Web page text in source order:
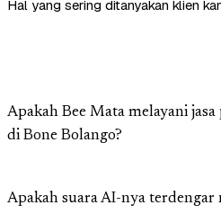
Hal yang sering ditanyakan klien
Apakah Bee Mata melayani
di Bone Bolango?
Apakah suara AI-nya terdengar